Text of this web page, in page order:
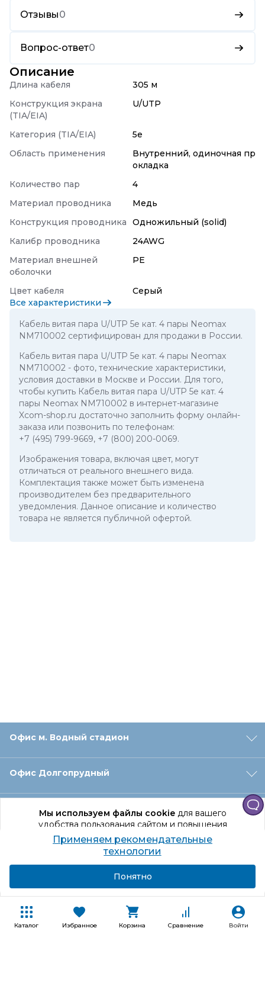
Каталог Избранное Корзина Сравнение Войти
Мы используем файлы cookieдля вашего
удобства пользования сайтом и повышения
качества рекомендаций.
Продолжая использование сайта, вы даете
согласие на обработку персональных данных
Отзывы0
Вопрос-ответ0
Описание
Длина кабеля
305 м
Конструкция экрана
(TIA/EIA)
U/UTP
Категория (TIA/EIA)
5e
Область применения
Внутренний, одиночная пр
окладка
Количество пар
4
Материал проводника
Медь
Конструкция проводника
Одножильный (solid)
Калибр проводника
24AWG
Материал внешней
оболочки
PE
Цвет кабеля
Серый
Все характеристики
Кабель витая пара U/UTP 5e кат. 4 пары Neomax
NM710002 сертифицирован для продажи в России.
Кабель витая пара U/UTP 5e кат. 4 пары Neomax
NM710002 - фото, технические характеристики,
условия доставки в Москве и России. Для того,
чтобы купить Кабель витая пара U/UTP 5e кат. 4
пары Neomax NM710002 в интернет-магазине
Xcom-shop.ru достаточно заполнить форму онлайн-
заказа или позвонить по телефонам:
+7 (495) 799-9669, +7 (800) 200-0069.
Изображения товара, включая цвет, могут
отличаться от реального внешнего вида.
Комплектация также может быть изменена
производителем без предварительного
уведомления. Данное описание и количество
товара не является публичной офертой.
Офис м. Водный стадион
Офис Долгопрудный
Офис Санкт‑Петербург
Оформление заказа
Покупателям
Применяем рекомендательные
технологии
Понятно